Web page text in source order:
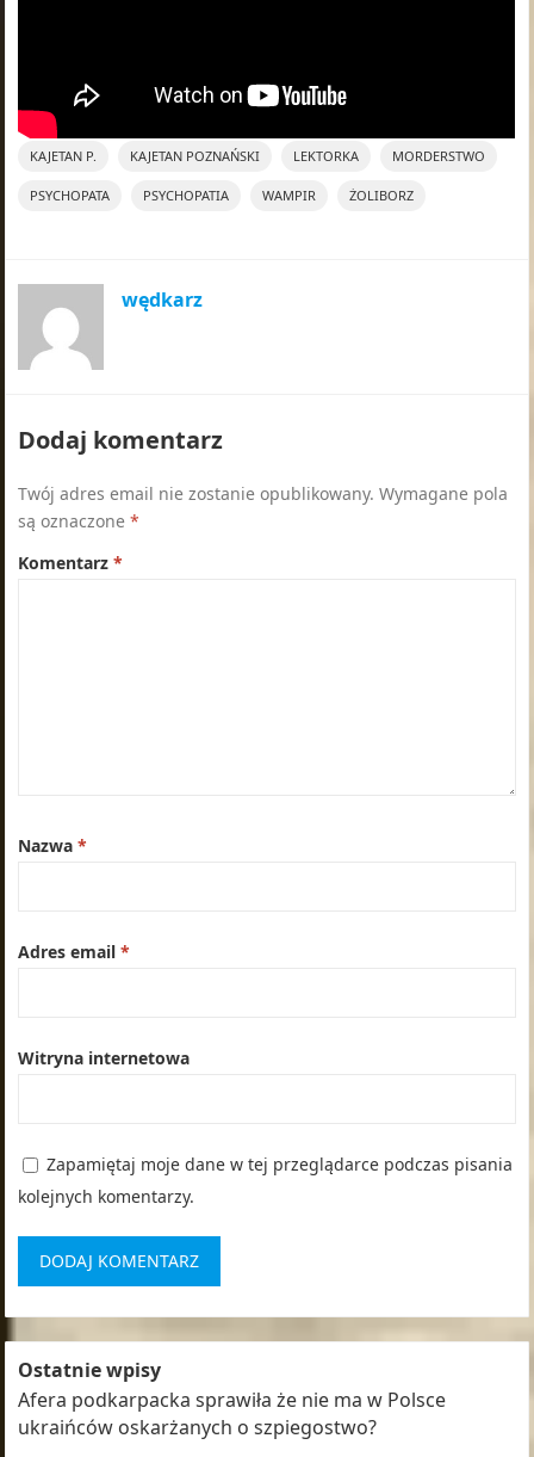
KAJETAN P. KAJETAN POZNAŃSKI LEKTORKA MORDERSTWO
PSYCHOPATA PSYCHOPATIA WAMPIR ŻOLIBORZ
wędkarz
Dodaj komentarz
Twój adres email nie zostanie opublikowany. Wymagane pola
są oznaczone*
Komentarz*
Nazwa*
Adres email*
Witryna internetowa
Zapamiętaj moje dane w tej przeglądarce podczas pisania
kolejnych komentarzy.
Ostatnie wpisy
Afera podkarpacka sprawiła że nie ma w Polsce
ukraińców oskarżanych o szpiegostwo?